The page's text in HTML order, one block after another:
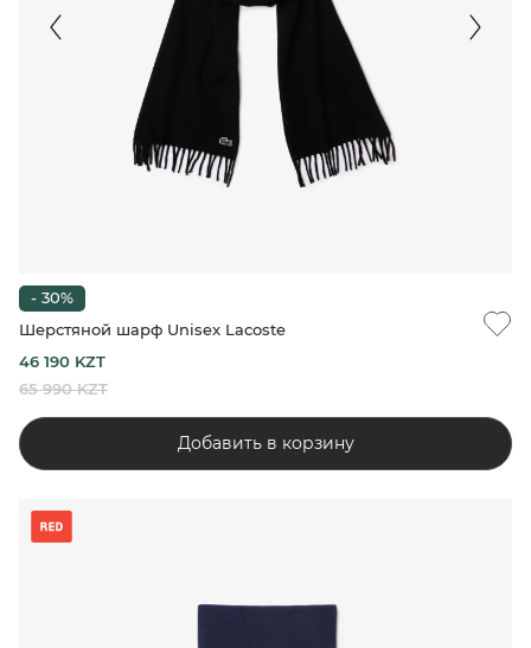
- 30%
Шерстяной шарф Unisex Lacoste
46 190 KZT
65 990 KZT
Добавить в корзину